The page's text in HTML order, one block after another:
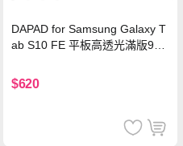
DAPAD for Samsung Galaxy T
ab S10 FE 平板高透光滿版9H
$620